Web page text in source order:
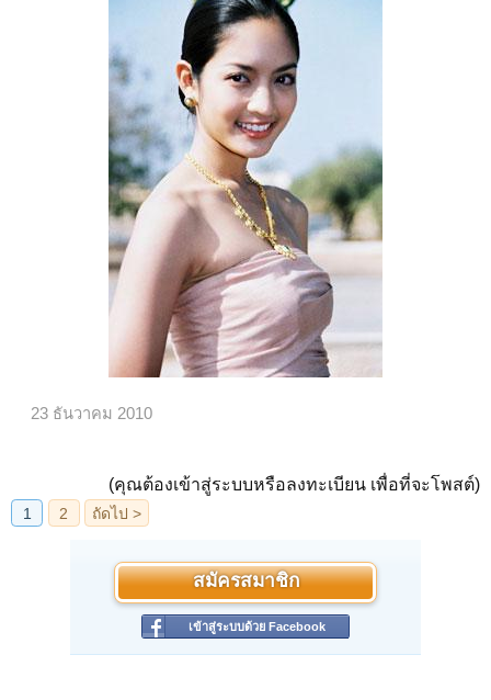
23 ธันวาคม 2010
(คุณต้องเข้าสู่ระบบหรือลงทะเบียน เพื่อที่จะโพสต์)
สมัครสมาชิก
เข้าสู่ระบบด้วย Facebook